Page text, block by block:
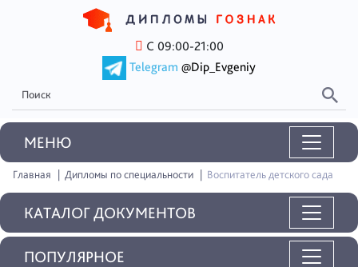
С 09:00-21:00
Telegram @Dip_Evgeniy
MEНЮ
Главная Дипломы по специальности Воспитатель детского сада
КАТАЛОГ ДОКУМЕНТОВ
ПОПУЛЯРНОЕ